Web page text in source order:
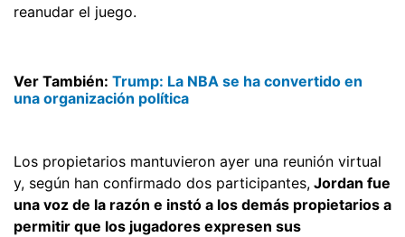
reanudar el juego.
Ver También: Trump: La NBA se ha convertido en
una organización política
Los propietarios mantuvieron ayer una reunión virtual
y, según han confirmado dos participantes, Jordan fue
una voz de la razón e instó a los demás propietarios a
permitir que los jugadores expresen sus